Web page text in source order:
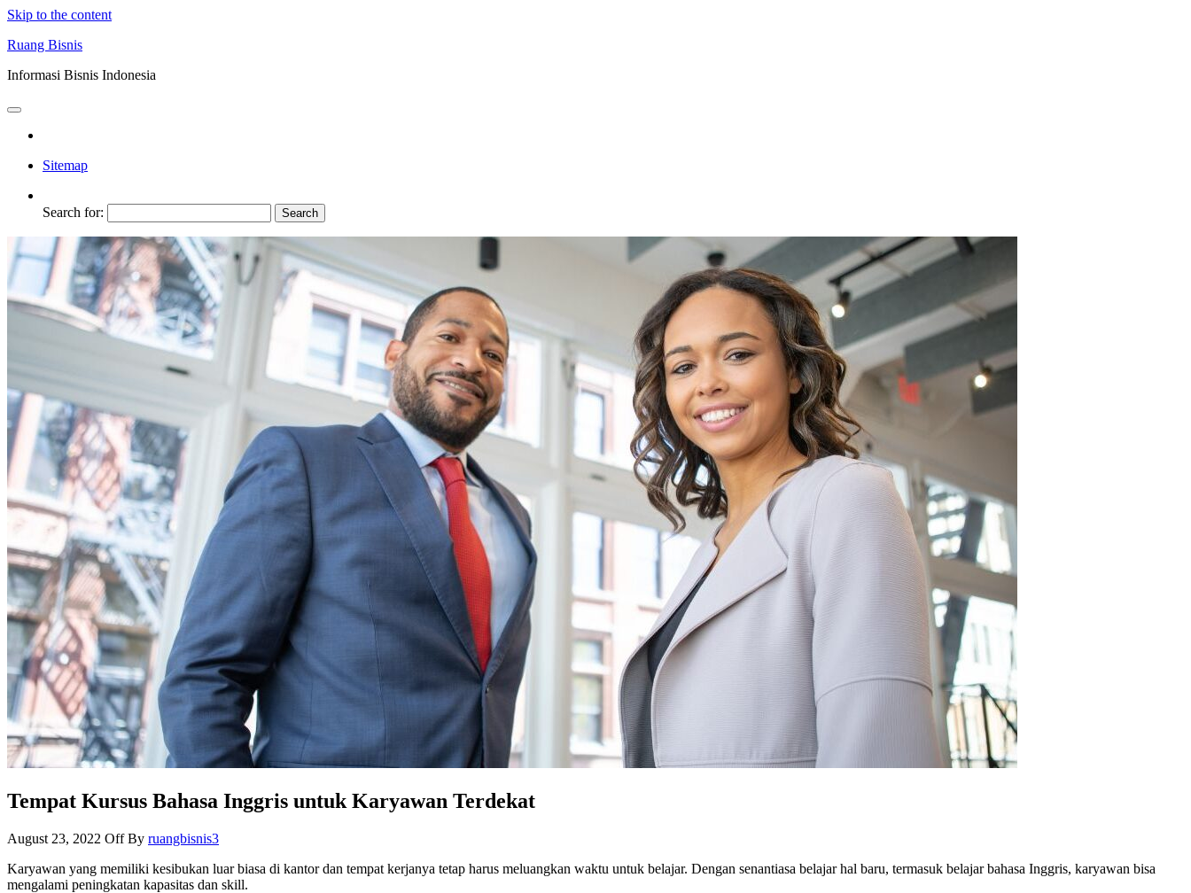
Skip to the content
Ruang Bisnis
Informasi Bisnis Indonesia
Sitemap
Search for:
Tempat Kursus Bahasa Inggris untuk Karyawan Terdekat
August 23, 2022 OffBy ruangbisnis3
Karyawan yang memiliki kesibukan luar biasa di kantor dan tempat kerjanya tetap harus meluangkan waktu untuk belajar. Dengan senantiasa belajar hal baru, termasuk belajar bahasa Inggris, karyawan bisa
mengalami peningkatan kapasitas dan skill.